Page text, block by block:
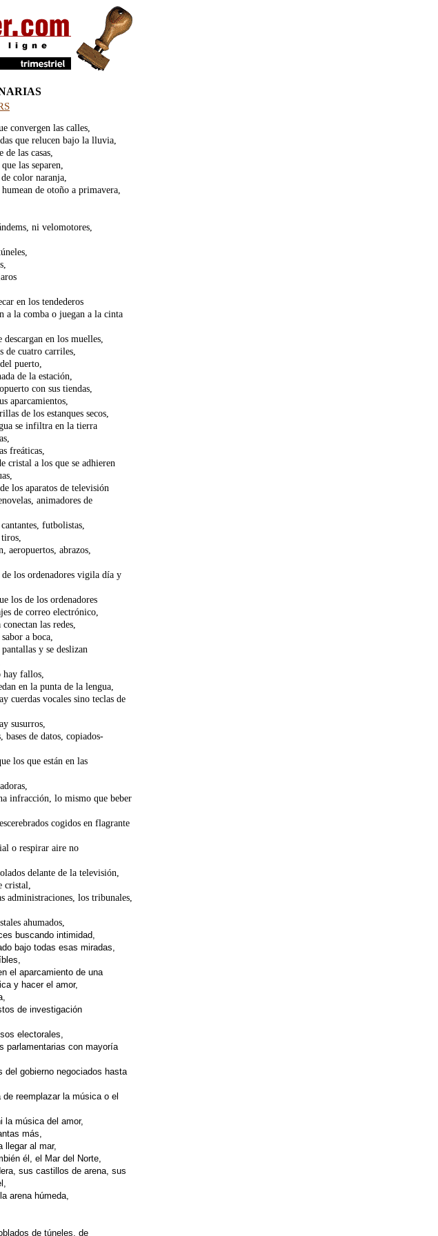
convergen las calles,
que relucen bajo la lluvia,
de las casas,
las separen,
color naranja,
de otoño a primavera,
ni velomotores,
en los tendederos
a la comba o juegan a la cinta
descargan en los muelles,
de cuatro carriles,
puerto,
de la estación,
con sus tiendas,
aparcamientos,
de los estanques secos,
se infiltra en la tierra
freáticas,
cristal a los que se adhieren
los aparatos de televisión
animadores de
futbolistas,
aeropuertos, abrazos,
los ordenadores vigila día y
los de los ordenadores
de correo electrónico,
las redes,
a boca,
y se deslizan
hay fallos,
en la punta de la lengua,
cuerdas vocales sino teclas de
susurros,
de datos, copiados-
los que están en las
infracción, lo mismo que beber
cogidos en flagrante
o respirar aire no
delante de la televisión,
cristal,
administraciones, los tribunales,
ahumados,
buscando intimidad,
bajo todas esas miradas,
el aparcamiento de una
y hacer el amor,
de investigación
electorales,
parlamentarias con mayoría
del gobierno negociados hasta
de reemplazar la música o el
la música del amor,
más,
llegar al mar,
él, el Mar del Norte,
sus castillos de arena, sus
arena húmeda,
de túneles, de